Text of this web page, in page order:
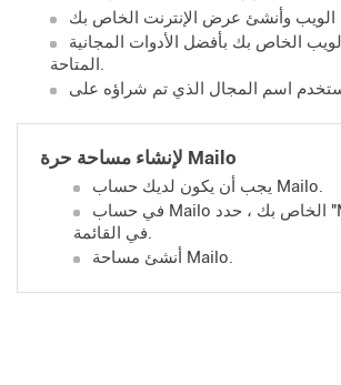
الخاص بك بأفضل الأدوات المجانية
المتاحة.
لإنشاء مساحة حرة Mailo
يجب أن يكون لديك حساب Mailo.
في حساب Mailo الخاص بك ، حدد "Mailo مسافة"
في القائمة.
أنشئ مساحة Mailo.